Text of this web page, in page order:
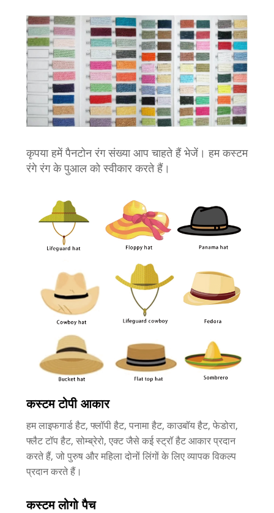
कृपया हमें पैनटोन रंग संख्या आप चाहते हैं भेजें। हम कस्टम
रंगे रंग के पुआल को स्वीकार करते हैं।
कस्टम टोपी आकार
हम लाइफगार्ड हैट, फ्लॉपी हैट, पनामा हैट, काउबॉय हैट, फेडोरा,
फ्लैट टॉप हैट, सोम्ब्रेरो, एक्ट जैसे कई स्ट्रॉ हैट आकार प्रदान
करते हैं, जो पुरुष और महिला दोनों लिंगों के लिए व्यापक विकल्प
प्रदान करते हैं।
कस्टम लोगो पैच